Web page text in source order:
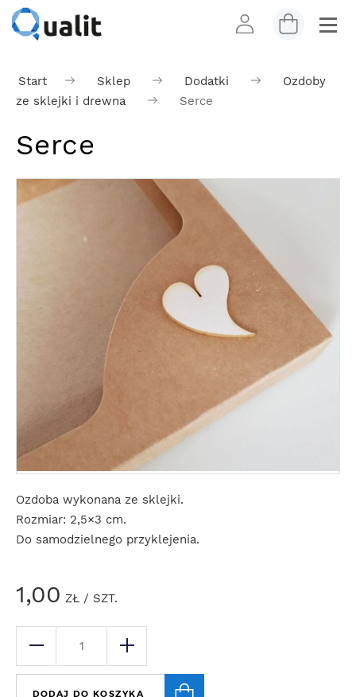
Start Sklep Dodatki
Ozdoby
ze sklejki i drewna
Serce
Serce
Ozdoba wykonana ze sklejki.
Rozmiar: 2,5×3 cm.
Do samodzielnego przyklejenia.
1,00 ZŁ / SZT.
DODAJ DO KOSZYKA